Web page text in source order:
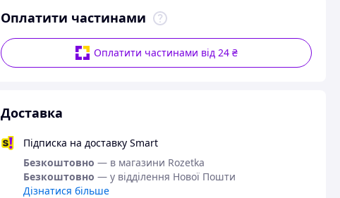
Оплатити частинами
Оплатити частинами від 24 ₴
Доставка
Підписка на доставку Smart
Безкоштовно — в магазини Rozetka
Безкоштовно — у відділення Нової Пошти
Дізнатися більше